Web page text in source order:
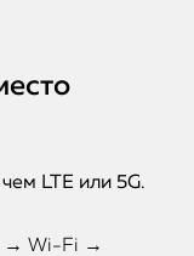
LTE или 5G.
→ Wi-Fi →